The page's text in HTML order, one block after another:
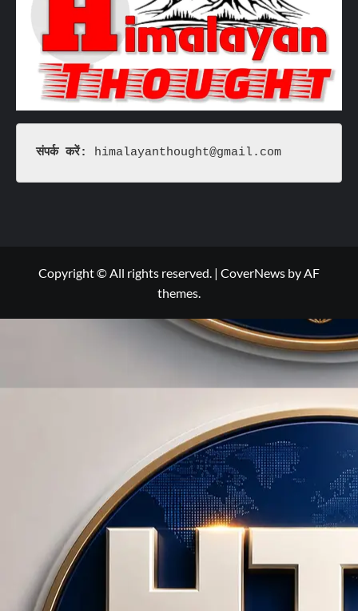
संपर्क करें: himalayanthought@gmail.com
Copyright © All rights reserved. | CoverNews by AF
themes.